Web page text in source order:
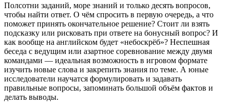
Полсотни заданий, море знаний и только десять вопросов,
чтобы найти ответ. О чём спросить в первую очередь, а что
поможет принять окончательное решение? Стоит ли взять
подсказку или рисковать при ответе на бонусный вопрос? И
как вообще на английском будет «небоскрёб»? Неспешная
беседа с ведущим или азартное соревнование между двумя
командами — идеальная возможность в игровом формате
изучить новые слова и закрепить знания по теме. А юные
исследователи научатся формулировать и задавать
правильные вопросы, запоминать большой объём фактов и
делать выводы.